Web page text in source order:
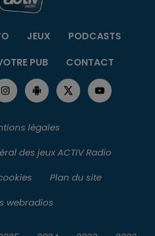
JEUX
PODCASTS
PUB CONTACT
légales
des jeux ACTIV Radio
Plan du site
webradios